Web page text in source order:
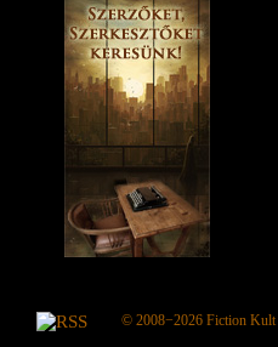
© 2008−2026 Fiction Kult